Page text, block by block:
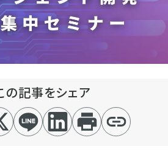
の記事をシェア